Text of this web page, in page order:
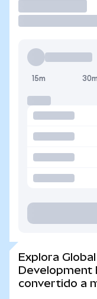
15m 30m
Explora
Development
convertido a